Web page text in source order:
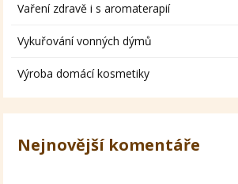
Vaření zdravě i s aromaterapií
Vykuřování vonných dýmů
Výroba domácí kosmetiky
Nejnovější komentáře